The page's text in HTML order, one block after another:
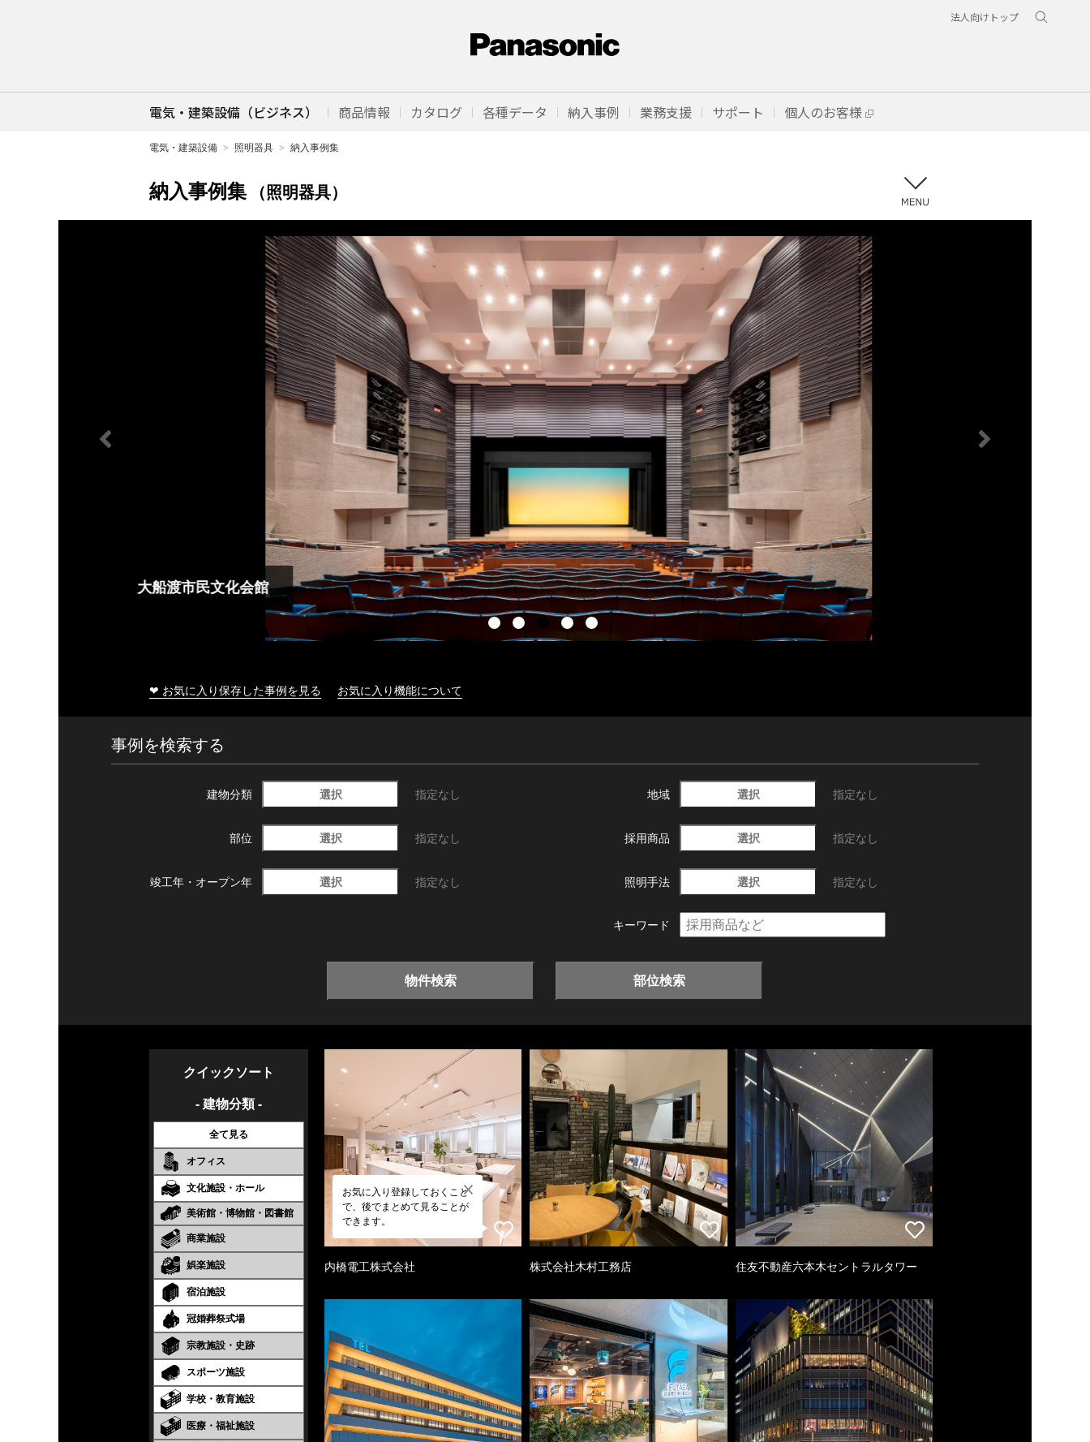
法人向けトップ
電気・建築設備（ビジネス） 商品情報 カタログ 各種データ 納入事例 業務支援 サポート 個人のお客様
電気・建築設備 照明器具 納入事例集
納入事例集 （照明器具）
大船渡市民文化会館
❤ お気に入り保存した事例を見る お気に入り機能について
事例を検索する
建物分類 選択 指定なし 地域 選択 指定なし
部位 選択 指定なし 採用商品 選択 指定なし
竣工年・ オープン年 選択 指定なし 照明手法 選択 指定なし
キーワード
物件検索 部位検索
クイックソート
- 建物分類 -
全て見る
オフィス
文化施設・ホール
美術館・博物館・図書館
商業施設
娯楽施設
宿泊施設
冠婚葬祭式場
宗教施設・史跡
スポーツ施設
学校・教育施設
医療・福祉施設
お気に入り登録しておくこと
で、後でまとめて見ることが
できます。
内橋電工株式会社 株式会社木村工務店 住友不動産六本木セントラルタワー